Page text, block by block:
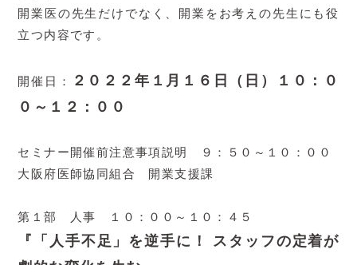
開業医の先生だけでなく、開業をお考えの先生にも役
立つ内容です。
開催日： ２０２２年１月１６日（日）１０：０
０～１２：００
セミナー開催前注意事項説明 ９：５０～１０：００
大阪府医師協同組合 開業支援課
第１部 人事 １０：００～１０：４５
『「人手不足」を逆手に！ スタッフの定着が